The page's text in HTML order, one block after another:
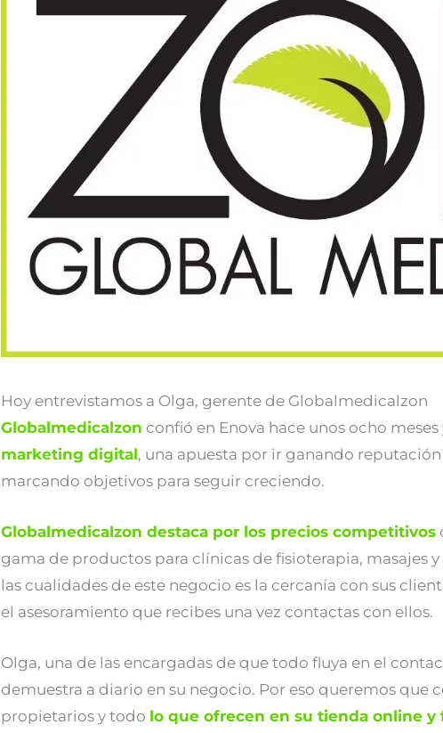
Hoy entrevistamos a Olga, gerente de Globalmedicalzon
Globalmedicalzon confió en Enova hace unos ocho
marketing digital, una apuesta por ir ganando
marcando objetivos para seguir creciendo.
Globalmedicalzon destaca por los precios competitivos
gama de productos para clínicas de fisioterapia, masajes
las cualidades de este negocio es la cercanía con sus
el asesoramiento que recibes una vez contactas con ellos.
Olga, una de las encargadas de que todo fluya en el
demuestra a diario en su negocio. Por eso queremos que
propietarios y todo lo que ofrecen en su tienda online y